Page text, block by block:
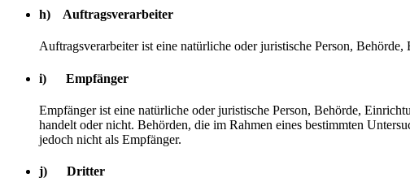
h) Auftragsverarbeiter
Auftragsverarbeiter ist eine natürliche oder juristische Person,
i) Empfänger
Empfänger ist eine natürliche oder juristische Person, Behörde,
handelt oder nicht. Behörden, die im Rahmen eines bestimmten
jedoch nicht als Empfänger.
j) Dritter